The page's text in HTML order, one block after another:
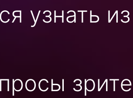
узнать